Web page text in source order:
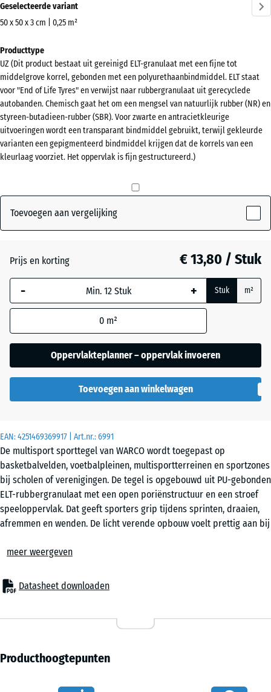
EAN:4251469369917 | Art.nr.:6991
De multisport sporttegel van WARCO wordt toegepast op
basketbalvelden, voetbalpleinen, multisportterreinen en sportzones
bij scholen of verenigingen. De tegel is opgebouwd uit PU-gebonden
ELT-rubbergranulaat met een open poriënstructuur en een stroef
speeloppervlak. Dat geeft sporters grip tijdens sprinten, draaien,
afremmen en wenden. De licht verende opbouw voelt prettig aan bij
het veld.
Elke tegel is rondom uitgevoerd met een geïntegreerde
puzzelverbinding. De elementen worden zonder lijm of schroeven
kunnen afzonderlijk worden uitgenomen en vervangen wanneer een
plaatsing in halfsteensverband of schaakbordpatroon en maakt een
strakke vlakverdeling mogelijk.
meer weergeven
Datasheet downloaden
informatie
over
kleuren?
Kleurenpalet
weergeven
Grasgroen(active)
Antraciet - € 1,20
Geselecteerde variant
50 x 50 x 3 cm | 0,25 m²
voor
verzending
540
x
540
x
30
mm
blauw omlijnde
afmeting wordt
(tenzij anders
aangegeven in de
50
cm
|
0,25
50
x
50
x 4
cm
|
m²
+ € 4,60
Producttype
UZ (Dit product bestaat uit gereinigd ELT-granulaat met een fijne tot
middelgrove korrel, gebonden met een polyurethaanbindmiddel. ELT staat
voor "End of Life Tyres" en verwijst naar rubbergranulaat uit gerecyclede
autobanden. Chemisch gaat het om een mengsel van natuurlijk rubber (NR) en
styreen-butadieen-rubber (SBR). Voor zwarte en antracietkleurige
uitvoeringen wordt een transparant bindmiddel gebruikt, terwijl gekleurde
varianten een gepigmenteerd bindmiddel krijgen dat de korrels van een
kleurlaag voorziet. Het oppervlak is fijn gestructureerd.)
Toevoegen aan vergelijking
Prijs en korting € 13,80 / Stuk
- + Stuk m²
0 m²
Oppervlakteplanner – oppervlak invoeren
Toevoegen aan winkelwagen
Producthoogtepunten